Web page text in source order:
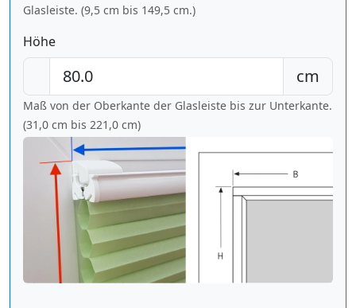
Glasleiste. (9,5 cm bis 149,5 cm.)
Höhe
cm
Maß von der Oberkante der Glasleiste bis zur Unterkante.
(31,0 cm bis 221,0 cm)